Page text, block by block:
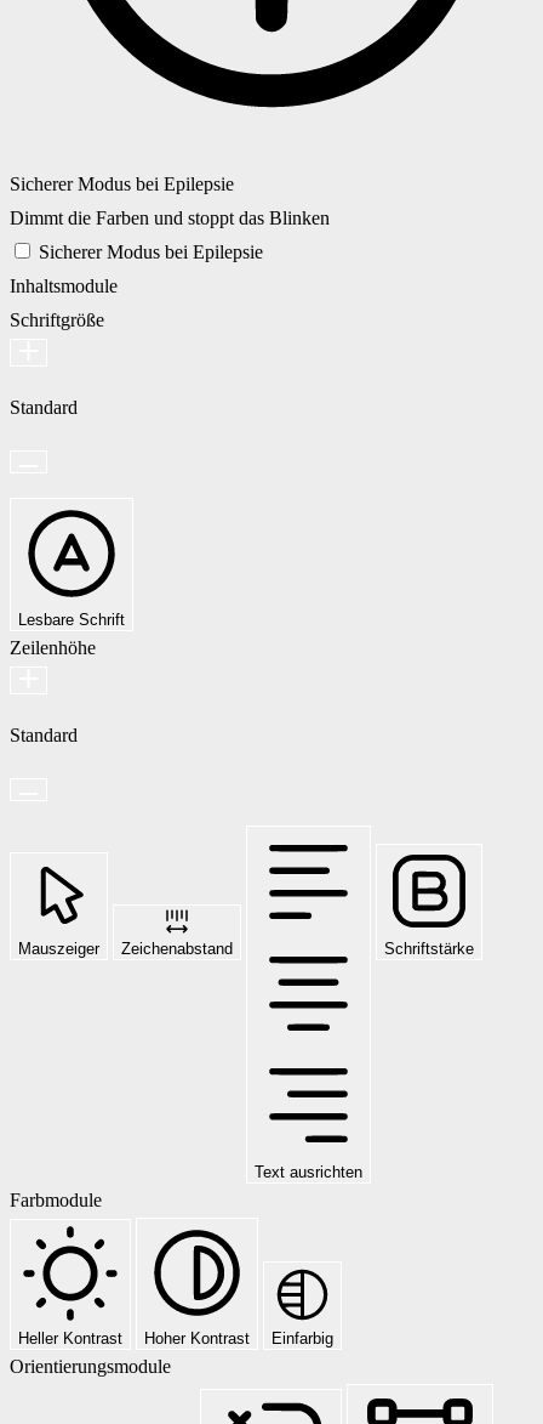
Sicherer Modus bei Epilepsie
Dimmt die Farben und stoppt das Blinken
Sicherer Modus bei Epilepsie
Inhaltsmodule
Schriftgröße
Standard
Lesbare Schrift
Zeilenhöhe
Standard
Mauszeiger Zeichenabstand
Text ausrichten
Schriftstärke
Farbmodule
Heller Kontrast Hoher Kontrast Einfarbig
Orientierungsmodule